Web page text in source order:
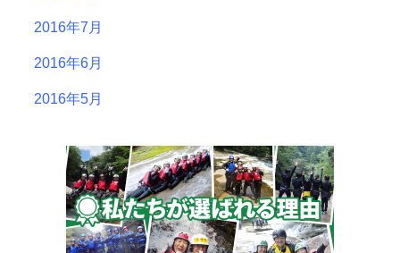
2016年7月
2016年6月
2016年5月